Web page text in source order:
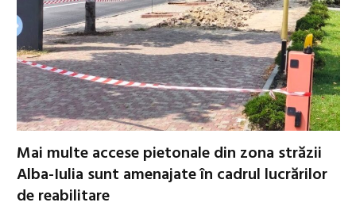
Mai multe accese pietonale din zona străzii
Alba-Iulia sunt amenajate în cadrul lucrărilor
de reabilitare